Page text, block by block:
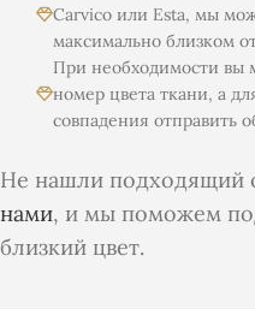
Carvico или Esta, мы
максимально близком
При необходимости вы
номер цвета ткани, а
совпадения отправить
Не нашли подходящий
нами, и мы поможем
близкий цвет.